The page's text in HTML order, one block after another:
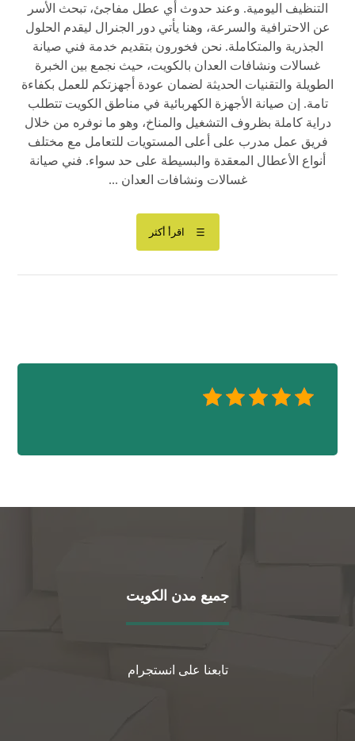
التنظيف اليومية. وعند حدوث أي عطل مفاجئ، تبحث الأسر
عن الاحترافية والسرعة، وهنا يأتي دور الجنرال ليقدم الحلول
الجذرية والمتكاملة. نحن فخورون بتقديم خدمة فني صيانة
غسالات ونشافات العدان بالكويت، حيث نجمع بين الخبرة
الطويلة والتقنيات الحديثة لضمان عودة أجهزتكم للعمل بكفاءة
تامة. إن صيانة الأجهزة الكهربائية في مناطق الكويت تتطلب
دراية كاملة بظروف التشغيل والمناخ، وهو ما نوفره من خلال
فريق عمل مدرب على أعلى المستويات للتعامل مع مختلف
أنواع الأعطال المعقدة والبسيطة على حد سواء. فني صيانة
غسالات ونشافات العدان ...
اقرأ أكثر
جميع مدن الكويت
تابعنا على انستجرام